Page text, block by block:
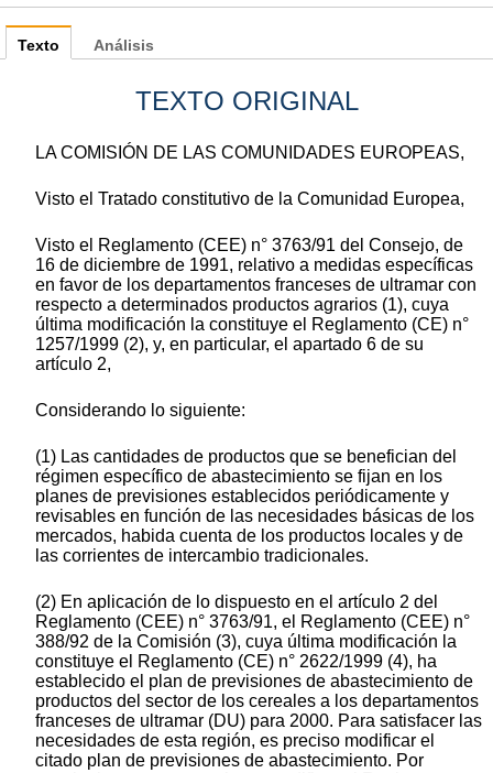
Texto
TEXTO ORIGINAL
LA COMISIÓN DE LAS COMUNIDADES EUROPEAS,
Visto el Tratado constitutivo de la Comunidad Europea,
Visto el Reglamento (CEE) n° 3763/91 del Consejo, de
16 de diciembre de 1991, relativo a medidas específicas
en favor de los departamentos franceses de ultramar con
respecto a determinados productos agrarios (1), cuya
última modificación la constituye el Reglamento (CE) n°
1257/1999 (2), y, en particular, el apartado 6 de su
artículo 2,
Considerando lo siguiente:
(1) Las cantidades de productos que se benefician del
régimen específico de abastecimiento se fijan en los
planes de previsiones establecidos periódicamente y
revisables en función de las necesidades básicas de los
mercados, habida cuenta de los productos locales y de
las corrientes de intercambio tradicionales.
(2) En aplicación de lo dispuesto en el artículo 2 del
Reglamento (CEE) n° 3763/91, el Reglamento (CEE) n°
388/92 de la Comisión (3), cuya última modificación la
constituye el Reglamento (CE) n° 2622/1999 (4), ha
establecido el plan de previsiones de abastecimiento de
productos del sector de los cereales a los departamentos
franceses de ultramar (DU) para 2000. Para satisfacer las
necesidades de esta región, es preciso modificar el
citado plan de previsiones de abastecimiento. Por
Análisis